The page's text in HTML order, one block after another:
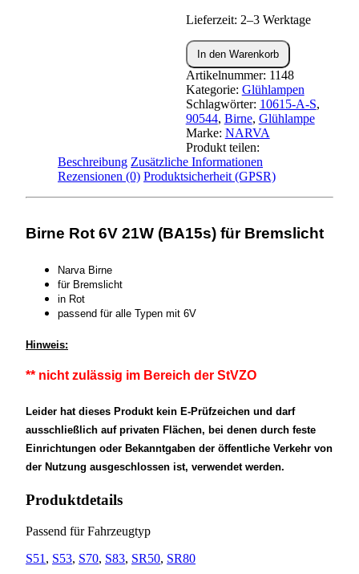
Lieferzeit: 2–3 Werktage
Kugellampe
ROT
6V
21W
(BA15s)
NARVA
Bremslicht
Menge
In den Warenkorb
Artikelnummer: 1148
Kategorie: Glühlampen
Schlagwörter: 10615-A-S,
90544, Birne, Glühlampe
Marke: NARVA
Produkt teilen:
Beschreibung Zusätzliche Informationen
Rezensionen (0) Produktsicherheit (GPSR)
Birne Rot 6V 21W (BA15s) für Bremslicht
Narva Birne
für Bremslicht
in Rot
passend für alle Typen mit 6V
Hinweis:
** nicht zulässig im Bereich der StVZO
Leider hat dieses Produkt kein E-Prüfzeichen und darf
ausschließlich auf privaten Flächen, bei denen durch feste
Einrichtungen oder Bekanntgaben der öffentliche Verkehr von
der Nutzung ausgeschlossen ist, verwendet werden.
Produktdetails
Passend für Fahrzeugtyp
S51 , S53, S70, S83, SR50, SR80